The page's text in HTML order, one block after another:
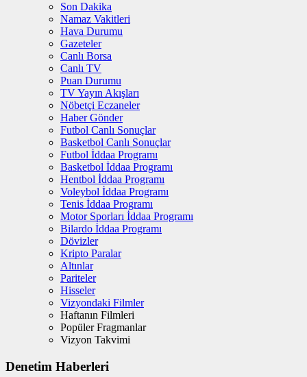
Son Dakika
Namaz Vakitleri
Hava Durumu
Gazeteler
Canlı Borsa
Canlı TV
Puan Durumu
TV Yayın Akışları
Nöbetçi Eczaneler
Haber Gönder
Futbol Canlı Sonuçlar
Basketbol Canlı Sonuçlar
Futbol İddaa Programı
Basketbol İddaa Programı
Hentbol İddaa Programı
Voleybol İddaa Programı
Tenis İddaa Programı
Motor Sporları İddaa Programı
Bilardo İddaa Programı
Dövizler
Kripto Paralar
Altınlar
Pariteler
Hisseler
Vizyondaki Filmler
Haftanın Filmleri
Popüler Fragmanlar
Vizyon Takvimi
Denetim Haberleri